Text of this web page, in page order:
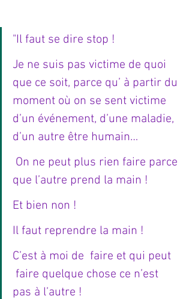
"Il faut se dire stop !
Je ne suis pas victime de quoi
que ce soit, parce qu’ à partir du
moment où on se sent victime
d’un événement, d’une maladie,
d’un autre être humain…
On ne peut plus rien faire parce
que l’autre prend la main !
Et bien non !
Il faut reprendre la main !
C’est à moi de  faire et qui peut
faire quelque chose ce n’est
pas à l’autre !